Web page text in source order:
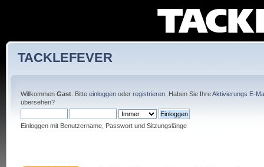
TACKLEFEVER
Willkommen Gast. Bitte einloggenoder registrieren. Haben Sie IhreAktivierungs E-
übersehen?
Einloggen mit Benutzername, Passwort und Sitzungslänge